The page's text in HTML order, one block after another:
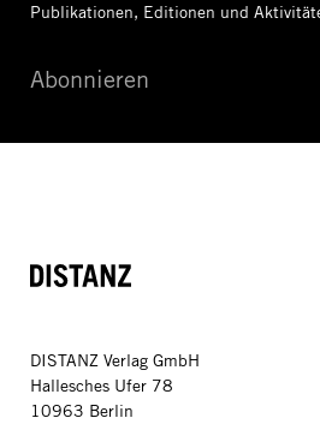
Publikationen, Editionen und
Abonnieren
DISTANZ
DISTANZ Verlag GmbH
Hallesches Ufer 78
10963 Berlin